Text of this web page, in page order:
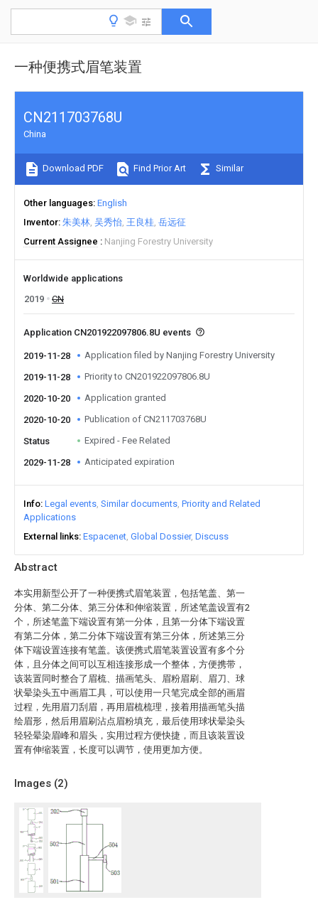
一种便携式眉笔装置
Abstract
本实用新型公开了一种便携式眉笔装置，包括笔盖、第一
分体、第二分体、第三分体和伸缩装置，所述笔盖设置有2
个，所述笔盖下端设置有第一分体，且第一分体下端设置
有第二分体，第二分体下端设置有第三分体，所述第三分
体下端设置连接有笔盖。该便携式眉笔装置设置有多个分
体，且分体之间可以互相连接形成一个整体，方便携带，
该装置同时整合了眉梳、描画笔头、眉粉眉刷、眉刀、球
状晕染头五中画眉工具，可以使用一只笔完成全部的画眉
过程，先用眉刀刮眉，再用眉梳梳理，接着用描画笔头描
绘眉形，然后用眉刷沾点眉粉填充，最后使用球状晕染头
轻轻晕染眉峰和眉头，实用过程方便快捷，而且该装置设
置有伸缩装置，长度可以调节，使用更加方便。
Images (2)
CN211703768U
China
Download PDF Find Prior Art Similar
Other languages English
Inventor 朱美林 吴秀怡 王良桂 岳远征
Current Assignee
Nanjing Forestry University
Worldwide applications
2019
CN
Application CN201922097806.8U events
2019-11-28 Application filed by Nanjing Forestry University
2019-11-28 Priority to CN201922097806.8U
2020-10-20 Application granted
2020-10-20 Publication of CN211703768U
Status Expired - Fee Related
2029-11-28 Anticipated expiration
Info Legal events Similar documents Priority and Related
Applications
External links Espacenet Global Dossier Discuss